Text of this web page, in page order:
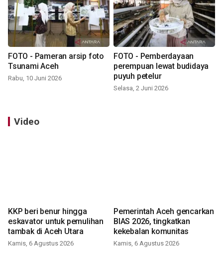
FOTO - Pameran arsip foto
Tsunami Aceh
Rabu, 10 Juni 2026
FOTO - Pemberdayaan
perempuan lewat budidaya
puyuh petelur
Selasa, 2 Juni 2026
Video
KKP beri benur hingga
eskavator untuk pemulihan
tambak di Aceh Utara
Kamis, 6 Agustus 2026
Pemerintah Aceh gencarkan
BIAS 2026, tingkatkan
kekebalan komunitas
Kamis, 6 Agustus 2026